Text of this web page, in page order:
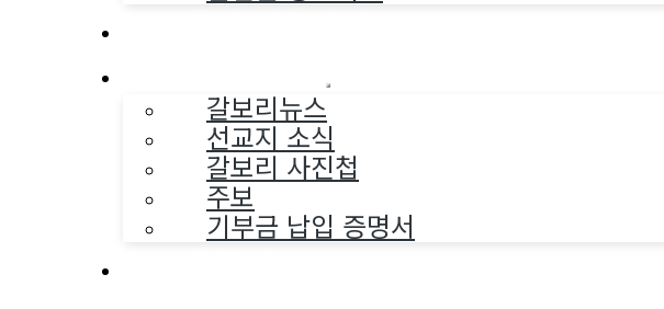
갈보리뉴스
선교지 소식
갈보리 사진첩
주보
기부금 납입 증명서